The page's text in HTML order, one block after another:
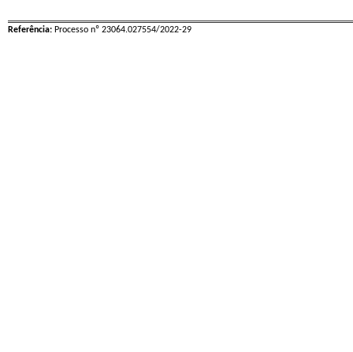
Referência: Processo nº 23064.027554/2022-29